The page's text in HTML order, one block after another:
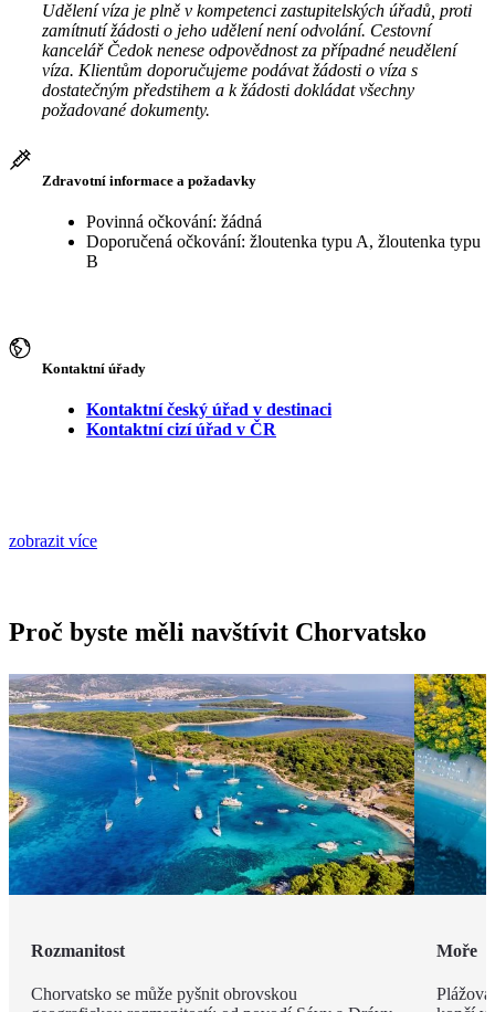
Udělení víza je plně v kompetenci zastupitelských úřadů, proti
zamítnutí žádosti o jeho udělení není odvolání. Cestovní
kancelář Čedok nenese odpovědnost za případné neudělení
víza. Klientům doporučujeme podávat žádosti o víza s
dostatečným předstihem a k žádosti dokládat všechny
požadované dokumenty.
Zdravotní informace a požadavky
Povinná očkování: žádná
Doporučená očkování: žloutenka typu A, žloutenka typu
B
Kontaktní úřady
Kontaktní český úřad v destinaci
Kontaktní cizí úřad v ČR
zobrazit více
Proč byste měli navštívit Chorvatsko
Rozmanitost
Chorvatsko se může pyšnit obrovskou
Moře